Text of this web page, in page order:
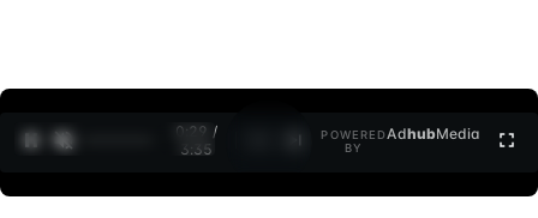
0:30 /
3:35
POWERED
BY
AdhubMedia